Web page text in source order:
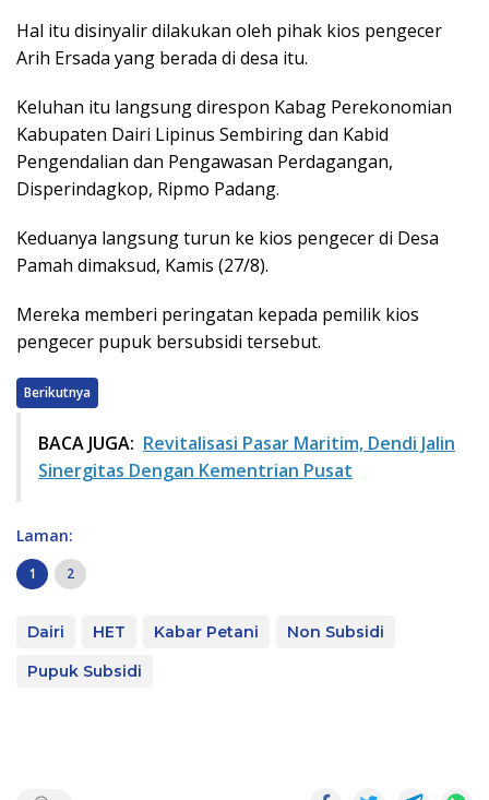
Hal itu disinyalir dilakukan oleh pihak kios pengecer
Arih Ersada yang berada di desa itu.
Keluhan itu langsung direspon Kabag Perekonomian
Kabupaten Dairi Lipinus Sembiring dan Kabid
Pengendalian dan Pengawasan Perdagangan,
Disperindagkop, Ripmo Padang.
Keduanya langsung turun ke kios pengecer di Desa
Pamah dimaksud, Kamis (27/8).
Mereka memberi peringatan kepada pemilik kios
pengecer pupuk bersubsidi tersebut.
Berikutnya
BACA JUGA: Revitalisasi Pasar Maritim, Dendi Jalin
Sinergitas Dengan Kementrian Pusat
Laman:
1 2
Dairi HET Kabar Petani
Non Subsidi
Pupuk Subsidi